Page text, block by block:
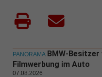
PANORAMA BMW-
Filmwerbung im Auto
07.08.2026